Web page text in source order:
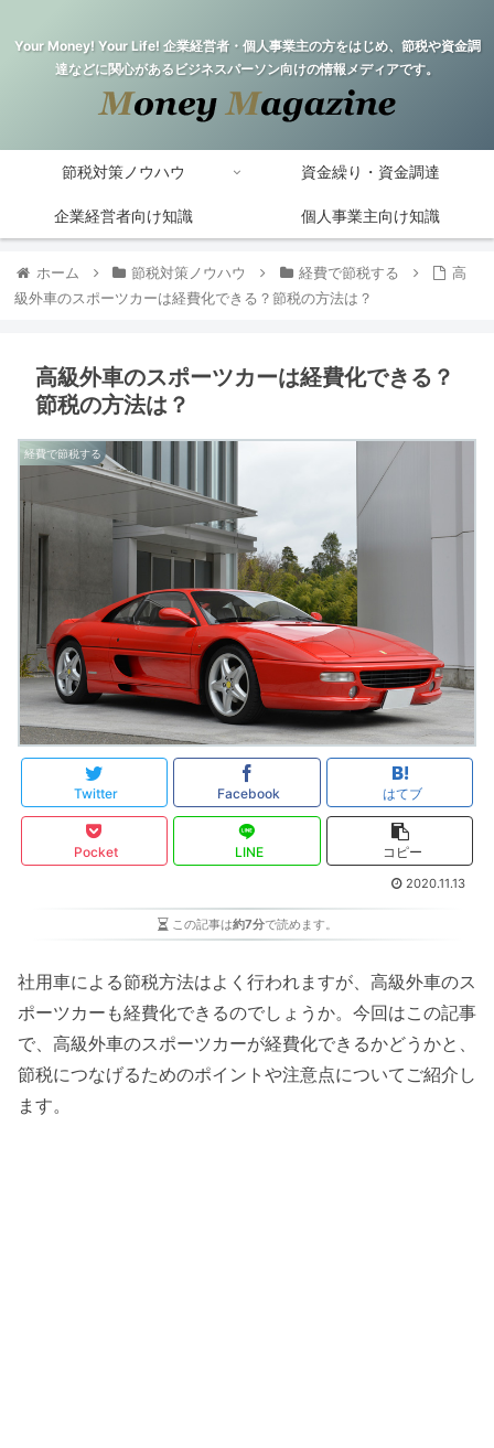
Your Money! Your Life! 企業経営者・個人事業主の方をはじめ、節税や資金調
達などに関心があるビジネスパーソン向けの情報メディアです。
節税対策ノウハウ 資金繰り・資金調達
企業経営者向け知識 個人事業主向け知識
ホーム 節税対策ノウハウ 経費で節税する
高
級外車のスポーツカーは経費化できる？節税の方法は？
高級外車のスポーツカーは経費化できる？
節税の方法は？
経費で節税する
Twitter Facebook はてブ
Pocket LINE コピー
2020.11.13
この記事は約7分で読めます。
社用車による節税方法はよく行われますが、高級外車のス
ポーツカーも経費化できるのでしょうか。今回はこの記事
で、高級外車のスポーツカーが経費化できるかどうかと、
節税につなげるためのポイントや注意点についてご紹介し
ます。